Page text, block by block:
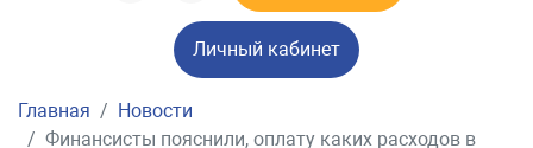
Личный кабинет
Главная
Новости
Финансисты пояснили, оплату каких расходов в